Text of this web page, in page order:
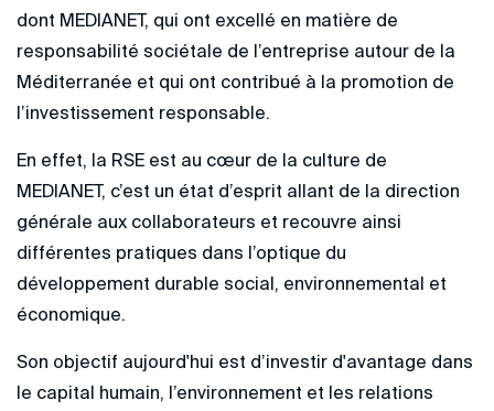
dont MEDIANET, qui ont excellé en matière de
responsabilité sociétale de l’entreprise autour de la
Méditerranée et qui ont contribué à la promotion de
l’investissement responsable.
En effet, la RSE est au cœur de la culture de
MEDIANET, c’est un état d’esprit allant de la direction
générale aux collaborateurs et recouvre ainsi
différentes pratiques dans l’optique du
développement durable social, environnemental et
économique.
Son objectif aujourd'hui est d’investir d'avantage dans
le capital humain, l’environnement et les relations